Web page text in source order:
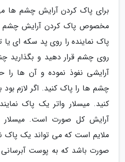
برای پاک کردن آرایش چشم ها
مخصوص پاک کردن آرایش چشم
پاک نماینده را روی پد سکه ای یا
روی چشم قرار دهید و بگذارید
آرایشی نفوذ نموده و آن ها را
چشم ها را پاک کنید. اگر لازم بود
کنید. میسلار واتر یک پاک
آرایش کل صورت است. میسلار
ملایم است که می تواند یک پاک
صورت باشد که به پوست